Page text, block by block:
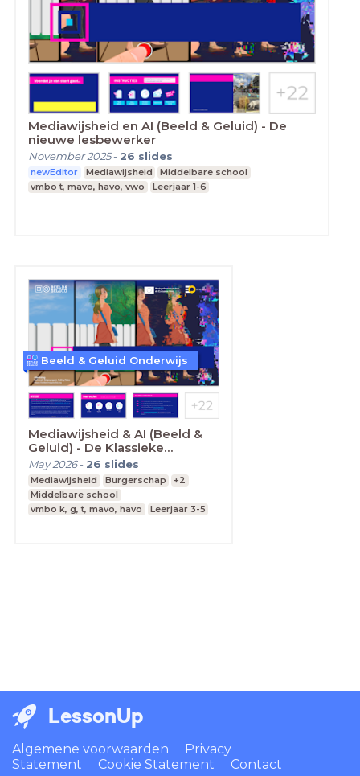
Mediawijsheid en AI (Beeld & Geluid) - De
nieuwe lesbewerker
November 2025- 26 slides
newEditor Mediawijsheid
Middelbare school
vmbo t, mavo, havo, vwo
Leerjaar 1-6
Mediawijsheid & AI (Beeld &
Geluid) - De Klassieke
lesbewerker
May 2026- 26 slides
Mediawijsheid Burgerschap
+2
Middelbare school
vmbo k, g, t, mavo, havo
Leerjaar 3-5
Beeld & Geluid Onderwijs
LessonUp
Algemene voorwaarden
Privacy
Statement
Cookie Statement Contact